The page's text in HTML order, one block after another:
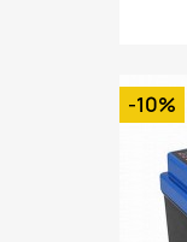
-10%